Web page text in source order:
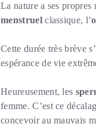
La nature a ses
menstruelclassique, l’
Cette durée très brève
espérance de vie
Heureusement, les
femme. C’est ce
concevoir au mauvais